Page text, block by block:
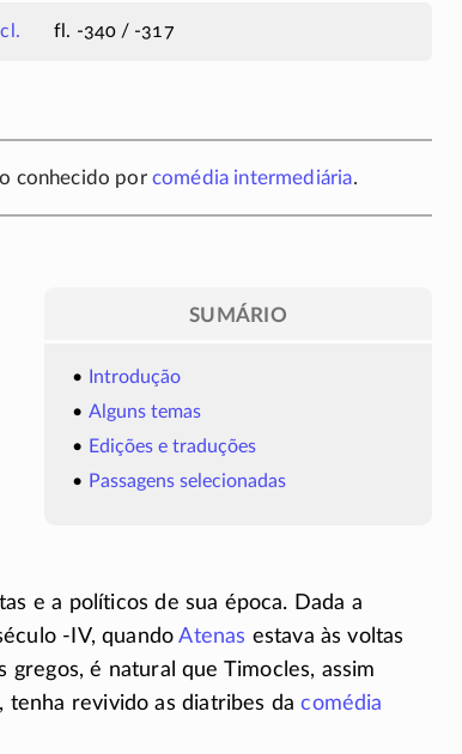
fl. -340 / -317
conhecido por comédia intermediária.
SUMÁRIO
Introdução
Alguns temas
Edições e traduções
Passagens selecionadas
e a políticos de sua época. Dada a
-IV, quandoAtenas estava às voltas
gregos, é natural que Timocles, assim
tenha revivido as diatribes dacomédia